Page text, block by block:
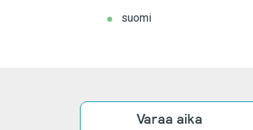
suomi
Varaa aika